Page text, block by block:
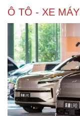
Ô TÔ - XE MÁY